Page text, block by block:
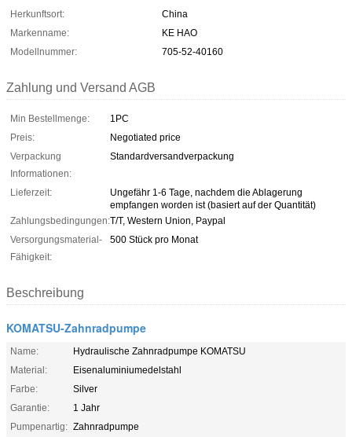
Herkunftsort:
China
Markenname:
KE HAO
Modellnummer:
705-52-40160
Zahlung und Versand AGB
Min Bestellmenge:
1PC
Preis:
Negotiated price
Verpackung
Informationen:
Standardversandverpackung
Lieferzeit:
Ungefähr 1-6 Tage, nachdem die Ablagerung
empfangen worden ist (basiert auf der Quantität)
Zahlungsbedingungen:T/T, Western Union, Paypal
Versorgungsmaterial-
Fähigkeit:
500 Stück pro Monat
Beschreibung
KOMATSU-Zahnradpumpe
Name:
Hydraulische Zahnradpumpe KOMATSU
Material:
Eisenaluminiumedelstahl
Farbe:
Silver
Garantie:
1 Jahr
Pumpenartig: Zahnradpumpe